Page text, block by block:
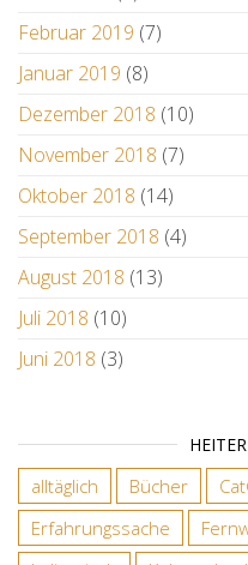
Februar 2019 (7)
Januar 2019 (8)
Dezember 2018 (10)
November 2018 (7)
Oktober 2018 (14)
September 2018 (4)
August 2018 (13)
Juli 2018 (10)
Juni 2018 (3)
alltäglich Bücher
Erfahrungssache